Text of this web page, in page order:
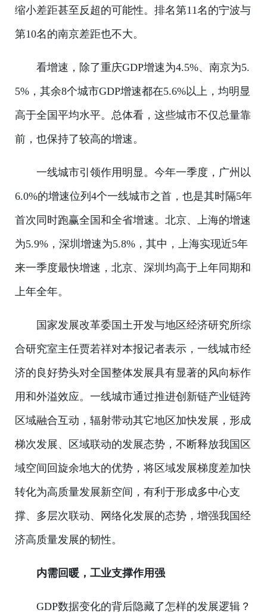
缩小差距甚至反超的可能性。排名第11名的宁波与
第10名的南京差距也不大。
看增速，除了重庆GDP增速为4.5%、南京为5.
5%，其余8个城市GDP增速都在5.6%以上，均明显
高于全国平均水平。总体看，这些城市不仅总量靠
前，也保持了较高的增速。
一线城市引领作用明显。今年一季度，广州以
6.0%的增速位列4个一线城市之首，也是其时隔5年
首次同时跑赢全国和全省增速。北京、上海的增速
为5.9%，深圳增速为5.8%，其中，上海实现近5年
来一季度最快增速，北京、深圳均高于上年同期和
上年全年。
国家发展改革委国土开发与地区经济研究所综
合研究室主任贾若祥对本报记者表示，一线城市经
济的良好势头对全国整体发展具有显著的风向标作
用和外溢效应。一线城市通过推进创新链产业链跨
区域融合互动，辐射带动其它地区加快发展，形成
梯次发展、区域联动的发展态势，不断释放我国区
域空间回旋余地大的优势，将区域发展梯度差加快
转化为高质量发展新空间，有利于形成多中心支
撑、多层次联动、网络化发展的态势，增强我国经
济高质量发展的韧性。
内需回暖，工业支撑作用强
GDP数据变化的背后隐藏了怎样的发展逻辑？